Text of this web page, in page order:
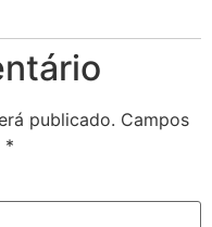
publicado. Campos
*